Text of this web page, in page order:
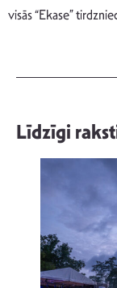
visās “Ekase”
Līdzīgi